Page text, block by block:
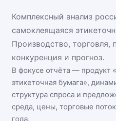
Комплексный анализ
самоклеящаяся
Производство, торговля,
конкуренция и прогноз.
В фокусе отчёта — продукт «
этикеточная бумага»,
структура спроса и
среда, цены, торговые
года.